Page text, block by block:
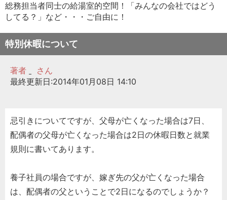
総務担当者同士の給湯室的空間！「みんなの会社ではどう
してる？」など・・・ご自由に！
特別休暇について
著者
さん
最終更新日:2014年01月08日 14:10
忌引きについてですが、父母が亡くなった場合は7日、
配偶者の父母が亡くなった場合は2日の休暇日数と就業
規則に書いてあります。
養子社員の場合ですが、嫁ぎ先の父が亡くなった場合
は、配偶者の父ということで2日になるのでしょうか？